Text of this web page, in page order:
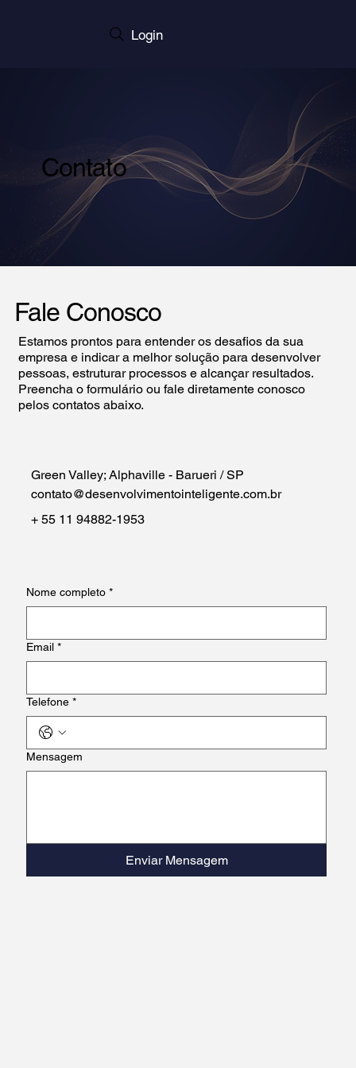
Login
Contato
Fale Conosco
Estamos prontos para entender os desafios da sua
empresa e indicar a melhor solução para desenvolver
pessoas, estruturar processos e alcançar resultados.
Preencha o formulário ou fale diretamente conosco
pelos contatos abaixo.
Green Valley; Alphaville - Barueri / SP
contato@desenvolvimentointeligente.com.br
+ 55 11 94882-1953‬
Nome completo *
Email *
Telefone *
Mensagem
Enviar Mensagem